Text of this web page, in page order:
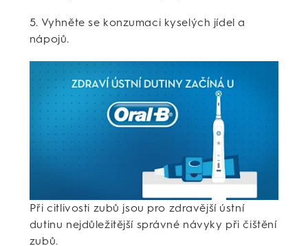
5. Vyhněte se konzumaci kyselých jídel a
nápojů.
Při citlivosti zubů jsou pro zdravější ústní
dutinu nejdůležitější správné návyky při čištění
zubů.